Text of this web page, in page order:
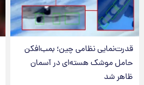
قدرت‌نمایی نظامی چین؛ بمب‌افکن
حامل موشک هسته‌ای در آسمان
ظاهر شد